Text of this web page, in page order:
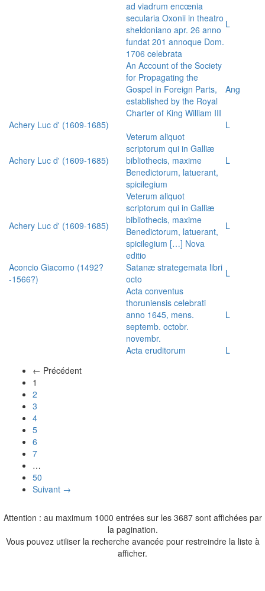
ad viadrum encœnia
secularia Oxonii in theatro
sheldoniano apr. 26 anno
fundat 201 annoque Dom.
1706 celebrata
L
An Account of the Society
for Propagating the
Gospel in Foreign Parts,
established by the Royal
Charter of King William III
Ang
Achery Luc d' (1609-1685) L
Achery Luc d' (1609-1685)
Veterum aliquot
scriptorum qui in Galliæ
bibliothecis, maxime
Benedictorum, latuerant,
spicilegium
L
Achery Luc d' (1609-1685)
Veterum aliquot
scriptorum qui in Galliæ
bibliothecis, maxime
Benedictorum, latuerant,
spicilegium […] Nova
editio
L
Aconcio Giacomo (1492?
-1566?)
Satanæ strategemata libri
octo
L
Acta conventus
thoruniensis celebrati
anno 1645, mens.
septemb. octobr.
novembr.
L
Acta eruditorum
L
← Précédent
1
2
3
4
5
6
7
…
50
Suivant →
Attention : au maximum 1000 entrées sur les 3687 sont affichées par
la pagination.
Vous pouvez utiliser la recherche avancée pour restreindre la liste à
afficher.